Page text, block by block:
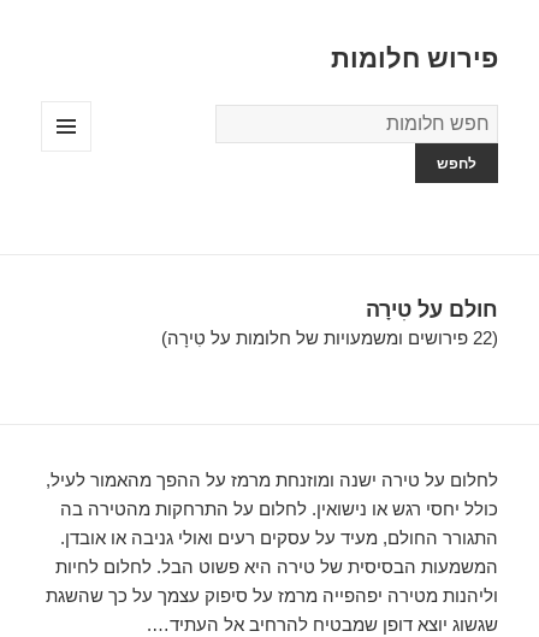
פירוש חלומות
מילון
החלומות
חולם על טִירָה
(22 פירושים ומשמעויות של חלומות על טִירָה)
לחלום על טירה ישנה ומוזנחת מרמז על ההפך מהאמור לעיל,
כולל יחסי רגש או נישואין. לחלום על התרחקות מהטירה בה
התגורר החולם, מעיד על עסקים רעים ואולי גניבה או אובדן.
המשמעות הבסיסית של טירה היא פשוט הבל. לחלום לחיות
וליהנות מטירה יפהפייה מרמז על סיפוק עצמך על כך שהשגת
שגשוג יוצא דופן שמבטיח להרחיב אל העתיד….